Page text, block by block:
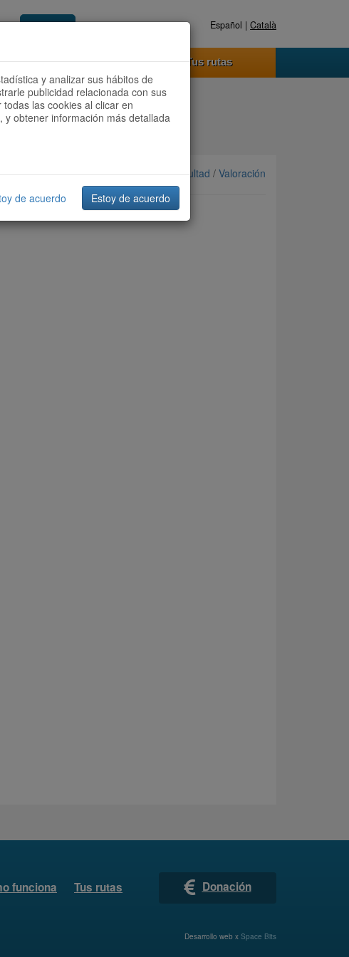
Acceder Registrate ahora Español | Català
Cómo funciona Tus rutas
Ordenar por: Más recientes /Dificultad / Valoración
funciona Tus rutas Donación
Desarrollo web x Space Bits
y analizar sus hábitos de
publicidad relacionada con sus
las cookies al clicar en
y obtener información más detallada
de acuerdo Estoy de acuerdo